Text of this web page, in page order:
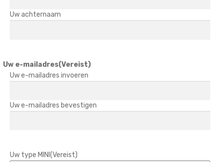
Uw achternaam
Uw e-mailadres(Vereist)
Uw e-mailadres invoeren
Uw e-mailadres bevestigen
Uw type MINI (Vereist)